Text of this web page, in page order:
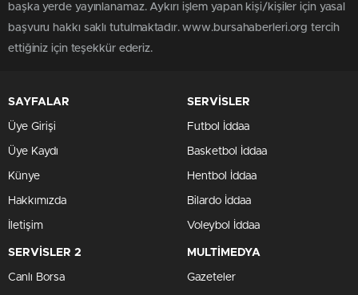
başka yerde yayınlanamaz. Aykırı işlem yapan kişi/kişiler için yasal
başvuru hakkı saklı tutulmaktadır. www.bursahaberleri.org tercih
ettiğiniz için teşekkür ederiz.
SAYFALAR
Üye Girişi
Üye Kaydı
Künye
Hakkımızda
İletişim
SERVİSLER
Futbol İddaa
Basketbol İddaa
Hentbol İddaa
Bilardo İddaa
Voleybol İddaa
SERVİSLER 2
Canlı Borsa
MULTİMEDYA
Gazeteler